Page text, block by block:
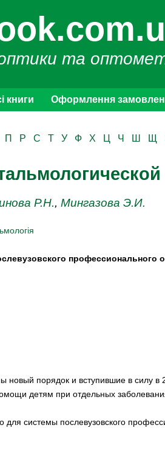
та
книги Оформлення
П Р С Т У Ф Х Ц Ч Ш Щ
Р.Н., Мингазова Э.И.
профессионального
новый порядок и вступившие в силу в
детям при отдельных
для системы послевузовского